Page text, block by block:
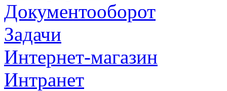
Документооборот
Задачи
Интернет-магазин
Интранет